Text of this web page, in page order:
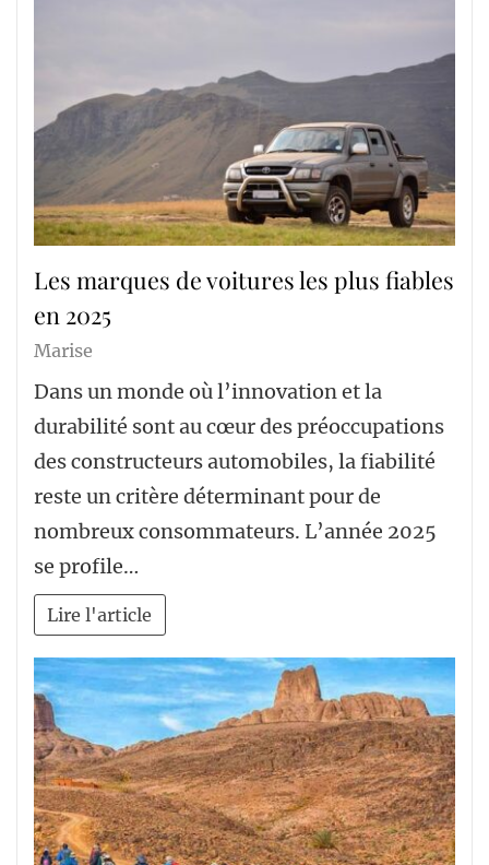
Les marques de voitures les plus fiables
en 2025
Marise
Dans un monde où l’innovation et la
durabilité sont au cœur des préoccupations
des constructeurs automobiles, la fiabilité
reste un critère déterminant pour de
nombreux consommateurs. L’année 2025
se profile…
Lire l'article